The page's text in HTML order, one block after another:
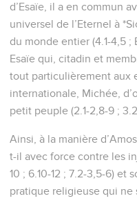
d’Esaïe, il a en commun
universel de l’Eternel à
du monde entier (4.1-4,5 ;
Esaïe qui, citadin et
tout particulièrement aux
internationale, Michée,
petit peuple (2.1-2,8-9 ;
Ainsi, à la manière
t-il avec force contre les
10 ; 6.10-12 ; 7.2-3,5-6) et
pratique religieuse qui ne